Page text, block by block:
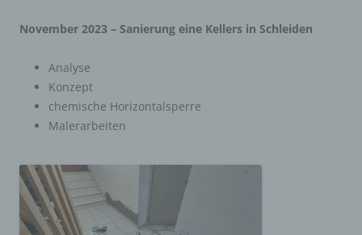
November 2023 – Sanierung eine Kellers in Schleiden
Analyse
Konzept
chemische Horizontalsperre
Malerarbeiten